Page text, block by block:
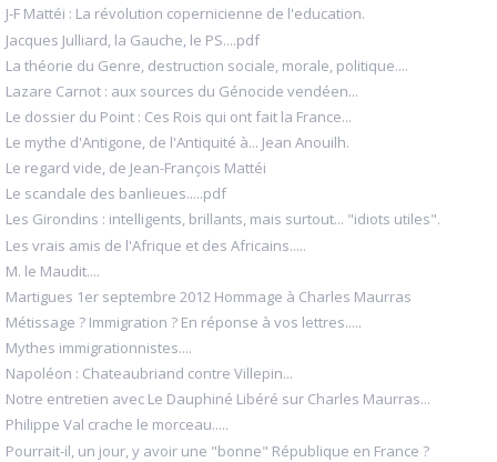
J-F Mattéi : La révolution copernicienne de l'education.
Jacques Julliard, la Gauche, le PS....pdf
La théorie du Genre, destruction sociale, morale, politique....
Lazare Carnot : aux sources du Génocide vendéen...
Le dossier du Point : Ces Rois qui ont fait la France...
Le mythe d'Antigone, de l'Antiquité à... Jean Anouilh.
Le regard vide, de Jean-François Mattéi
Le scandale des banlieues.....pdf
Les Girondins : intelligents, brillants, mais surtout... "idiots utiles".
Les vrais amis de l'Afrique et des Africains.....
M. le Maudit....
Martigues 1er septembre 2012 Hommage à Charles Maurras
Métissage ? Immigration ? En réponse à vos lettres.....
Mythes immigrationnistes....
Napoléon : Chateaubriand contre Villepin...
Notre entretien avec Le Dauphiné Libéré sur Charles Maurras...
Philippe Val crache le morceau.....
Pourrait-il, un jour, y avoir une "bonne" République en France ?